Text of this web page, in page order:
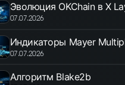
Эволюция OKChain в X
07.07.2026
Индикаторы Mayer
07.07.2026
Алгоритм Blake2b